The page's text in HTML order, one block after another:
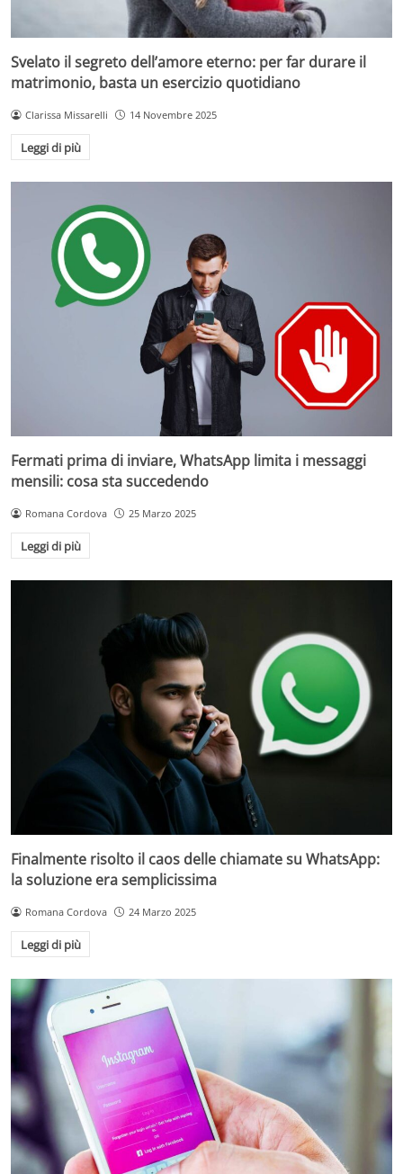
Svelato il segreto dell’amore eterno: per far durare il
matrimonio, basta un esercizio quotidiano
Clarissa Missarelli 14 Novembre 2025
Leggi di più
Fermati prima di inviare, WhatsApp limita i messaggi
mensili: cosa sta succedendo
Romana Cordova 25 Marzo 2025
Leggi di più
Finalmente risolto il caos delle chiamate su WhatsApp:
la soluzione era semplicissima
Romana Cordova 24 Marzo 2025
Leggi di più